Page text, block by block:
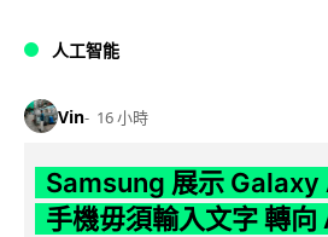
人工智能
Vin 16 小時
Samsung 展示 Galaxy
手機毋須輸入文字 轉向